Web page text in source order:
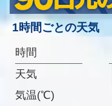
1時間ごとの天気
時間
天気
気温(℃)